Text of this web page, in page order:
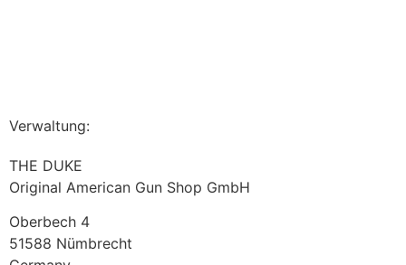
Verwaltung:
THE DUKE
Original American Gun Shop GmbH
Oberbech 4
51588 Nümbrecht